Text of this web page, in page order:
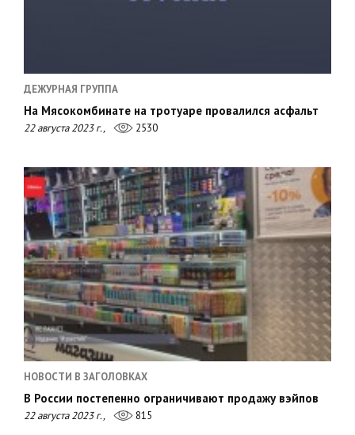
ДЕЖУРНАЯ ГРУППА
На Мясокомбинате на тротуаре провалился асфальт
22 августа 2023 г., 2530
НОВОСТИ В ЗАГОЛОВКАХ
В России постепенно ограничивают продажу вэйпов
22 августа 2023 г., 815